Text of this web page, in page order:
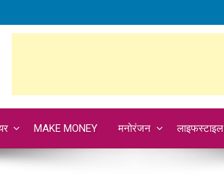
MAKE MONEY मनोरंजन लाइफस्टाइल